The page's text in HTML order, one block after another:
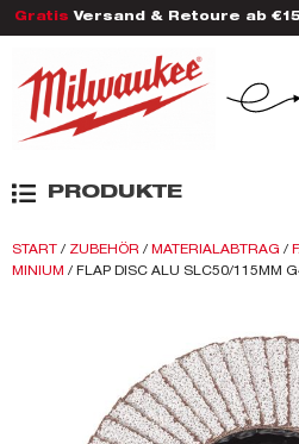
Gratis Versand & Retoure ab
PRODUKTE
START / ZUBEHÖR / MATERIALABTRAG /
MINIUM / FLAP DISC ALU SLC50/115MM